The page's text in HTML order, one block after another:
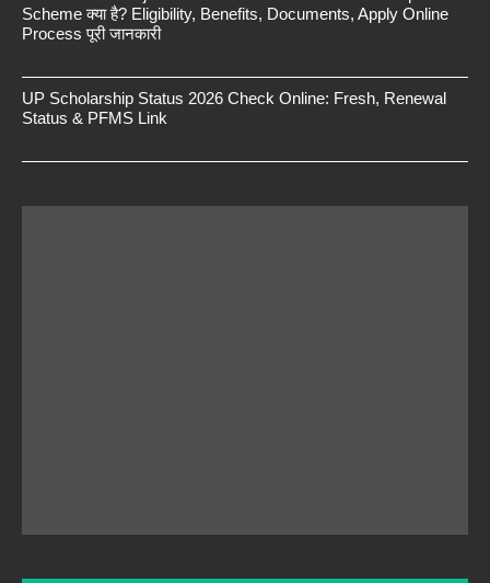
Scheme क्या है? Eligibility, Benefits, Documents, Apply Online
Process पूरी जानकारी
UP Scholarship Status 2026 Check Online: Fresh, Renewal
Status & PFMS Link